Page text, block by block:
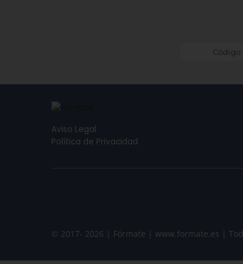
Aviso Legal
Política de Privacidad
© 2017- 2026 | Fórmate | www.formate.es |